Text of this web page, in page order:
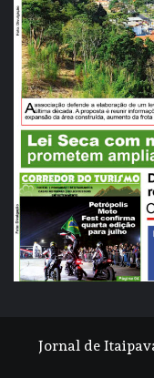
Jornal de